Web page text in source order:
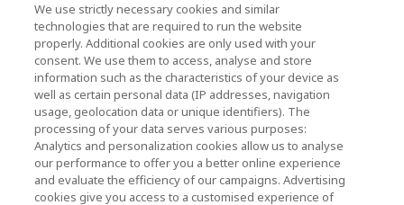
KIOXIA Holdings Corporation (Vállalati /
Befektetői Kapcsolatok)
KIOXIA Holdings Corporation Home
Befektetői kapcsolatok
We use strictly necessary cookies and similar
technologies that are required to run the website
properly. Additional cookies are only used with your
consent. We use them to access, analyse and store
information such as the characteristics of your device as
well as certain personal data (IP addresses, navigation
usage, geolocation data or unique identifiers). The
processing of your data serves various purposes:
Analytics and personalization cookies allow us to analyse
our performance to offer you a better online experience
and evaluate the efficiency of our campaigns. Advertising
cookies give you access to a customised experience of